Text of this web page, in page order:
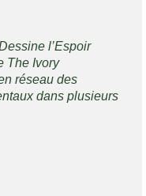
l’Espoir
The Ivory
réseau des
dans plusieurs